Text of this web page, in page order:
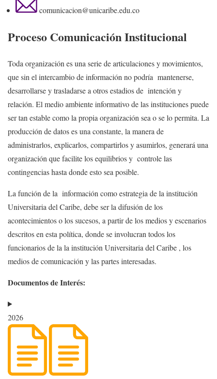
comunicacion@unicaribe.edu.co
Proceso Comunicación Institucional
Toda organización es una serie de articulaciones y movimientos,
que sin el intercambio de información no podría mantenerse,
desarrollarse y trasladarse a otros estadios de intención y
relación. El medio ambiente informativo de las instituciones puede
ser tan estable como la propia organización sea o se lo permita. La
producción de datos es una constante, la manera de
administrarlos, explicarlos, compartirlos y asumirlos, generará una
organización que facilite los equilibrios y controle las
contingencias hasta donde esto sea posible.
La función de la información como estrategia de la institución
Universitaria del Caribe, debe ser la difusión de los
acontecimientos o los sucesos, a partir de los medios y escenarios
descritos en esta política, donde se involucran todos los
funcionarios de la la institución Universitaria del Caribe , los
medios de comunicación y las partes interesadas.
Documentos de Interés:
2026